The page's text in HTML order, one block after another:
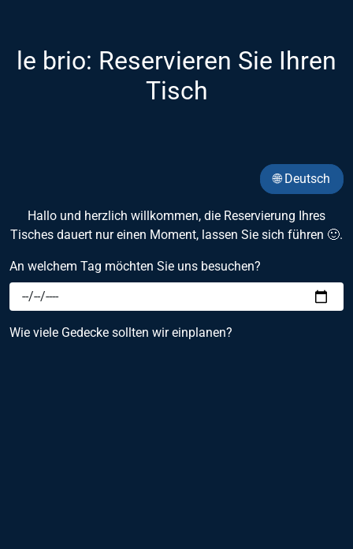
le brio: Reservieren Sie Ihren
Tisch
🌐 Deutsch
Hallo und herzlich willkommen, die Reservierung Ihres
Tisches dauert nur einen Moment, lassen Sie sich führen 🙂.
An welchem Tag möchten Sie uns besuchen?
Wie viele Gedecke sollten wir einplanen?